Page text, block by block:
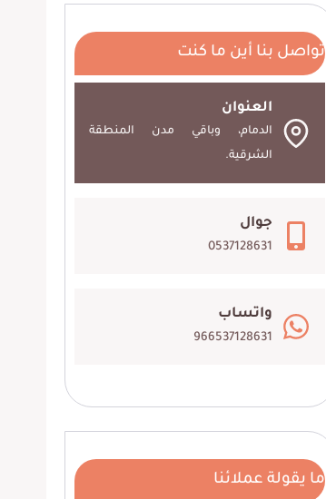
تواصل بنا أين ما كنت
العنوان
الدمام، وباقي مدن المنطقة
الشرقية.
جوال
0537128631
واتساب
966537128631
ما يقولة عملائنا